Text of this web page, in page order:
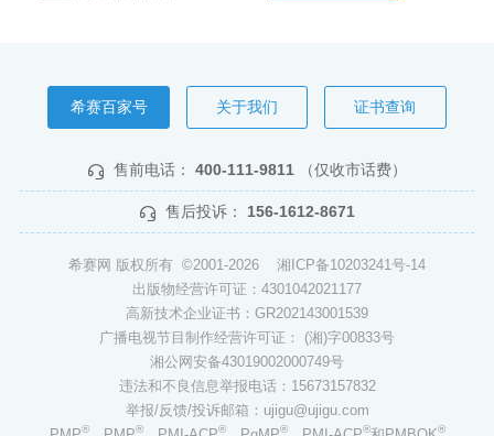
希赛百家号 关于我们 证书查询
售前电话： 400-111-9811 （仅收市话费）
售后投诉： 156-1612-8671
希赛网 版权所有 ©2001-2026 湘ICP备10203241号-14
出版物经营许可证：4301042021177
高新技术企业证书：GR202143001539
广播电视节目制作经营许可证： (湘)字00833号
湘公网安备43019002000749号
违法和不良信息举报电话：15673157832
举报/反馈/投诉邮箱：ujigu@ujigu.com
® ® ® ® ® ®